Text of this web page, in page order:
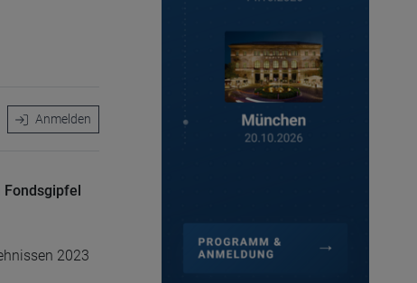
Anmelden
Fondsgipfel
2023